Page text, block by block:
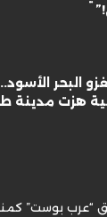
البحر الأسود..
هزت مدينة
“عرب بوست”